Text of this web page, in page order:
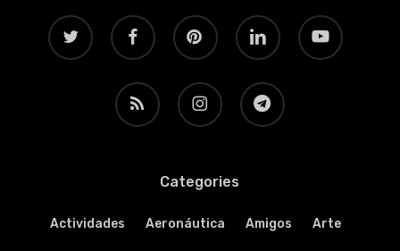
twitter facebook pinterest linkedin youtube
RSS instagram telegram
Categories
Actividades Aeronáutica Amigos Arte